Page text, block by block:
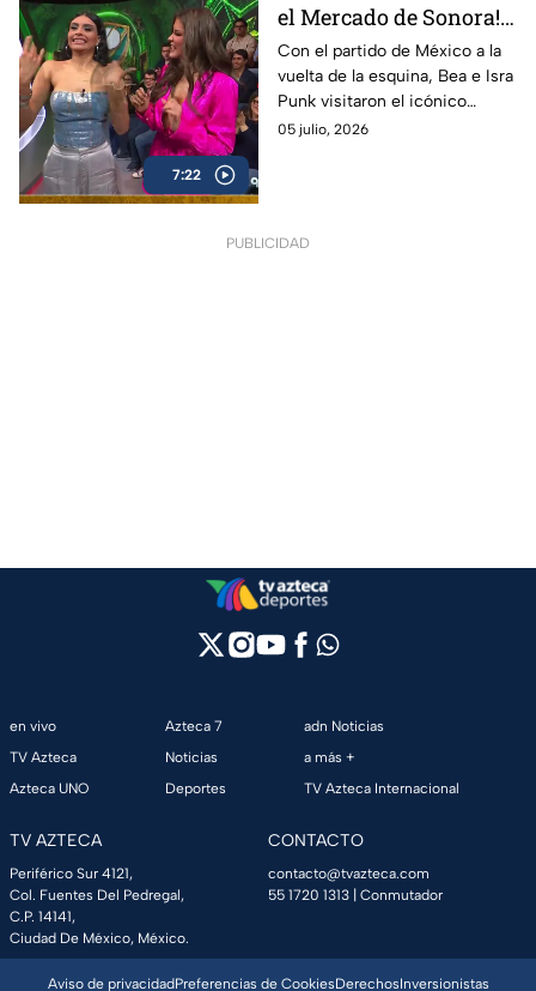
7:22
el Mercado de Sonora!
Bea e Isra Punk buscan
la buena vibra para
México
Con el partido de México a la
vuelta de la esquina, Bea e Isra
Punk visitaron el icónico
Mercado de Sonora para
05 julio, 2026
PUBLICIDAD
en vivo
TV Azteca
Azteca UNO
Azteca 7
Noticias
Deportes
adn Noticias
a más +
TV Azteca Internacional
TV AZTECA
Periférico Sur 4121,
Col. Fuentes Del Pedregal,
C.P. 14141,
Ciudad De México, México.
CONTACTO
contacto@tvazteca.com
55 1720 1313 | Conmutador
Aviso de privacidadPreferencias de CookiesDerechosInversionistas